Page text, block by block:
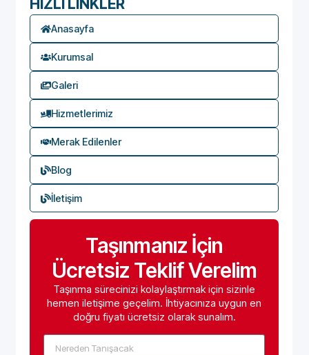
HIZLI LİNKLER
Anasayfa
Kurumsal
Galeri
Hizmetlerimiz
Merak Edilenler
Blog
İletişim
Taşınmanız İçin
Ücretsiz Teklif Verelim
Taşınma sürecinizi kolaylaştırmak için sizinle
hemen iletişime geçelim. İhtiyacınıza uygun en
doğru fiyatı ücretsiz olarak sunalım.